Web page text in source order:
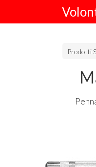
Prodotti